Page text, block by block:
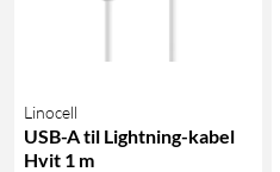
Linocell
USB-A til Lightning-kabel
Hvit 1 m